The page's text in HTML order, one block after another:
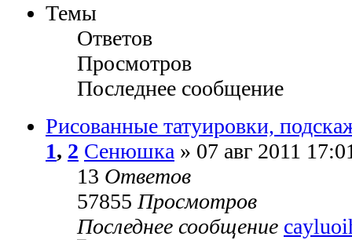
Темы
Ответов
Просмотров
Последнее сообщение
Рисованные татуировки,
1, 2 Сенюшка » 07 авг 2011
13 Ответов
57855Просмотров
Последнее сообщение